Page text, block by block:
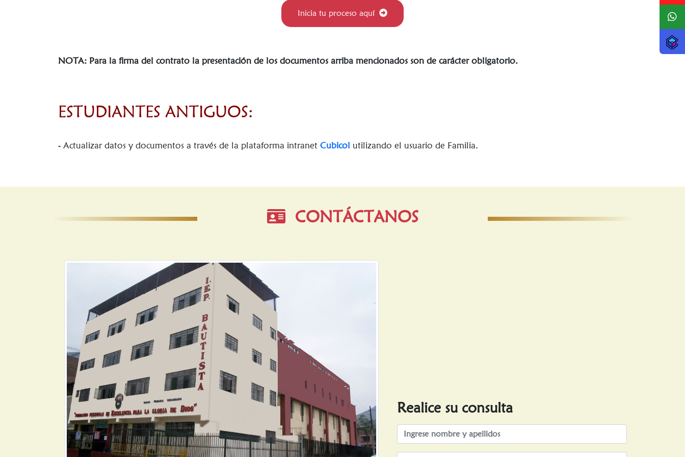
Inicia tu proceso aquí
NOTA: Para la firma del contrato la presentación de los documentos arriba mencionados son de carácter obligatorio.
ESTUDIANTES ANTIGUOS:
- Actualizar datos y documentos a través de la plataforma intranet Cubicol utilizando el usuario de Familia.
CONTÁCTANOS
Realice su consulta